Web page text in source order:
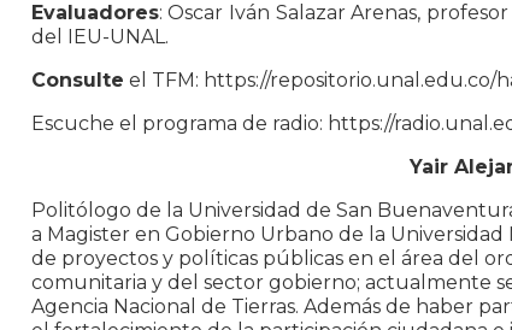
Evaluadores: Oscar Iván Salazar Arenas,
del IEU-UNAL.
Consulte el TFM: https://repositorio.unal.edu.co/
Escuche el programa de radio: https://
Yair
Politólogo de la Universidad de San
a Magister en Gobierno Urbano de la
de proyectos y políticas públicas en el área del
comunitaria y del sector gobierno; actualmente
Agencia Nacional de Tierras. Además de haber